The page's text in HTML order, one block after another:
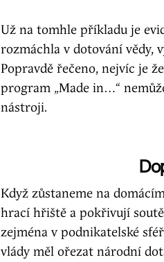
Už na tomhle příkladu je
rozmáchla v dotování vědy,
Popravdě řečeno, nejvíc je
program „Made in…“
nástroji.
Když zůstaneme na
hrací hřiště a pokřivují
zejména v podnikatelské
vlády měl ořezat národní